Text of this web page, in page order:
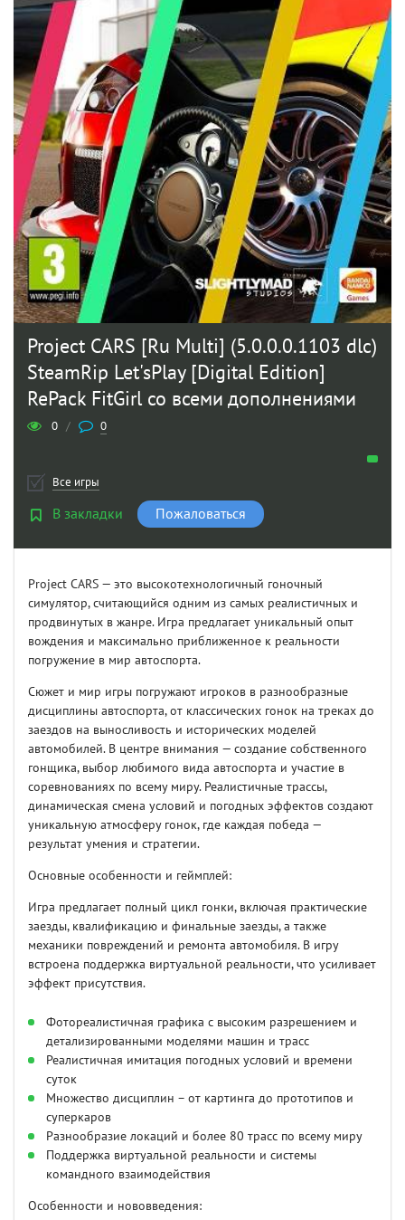
Project CARS [Ru Multi] (5.0.0.0.1103 dlc)
SteamRip Let'sРlay [Digital Edition]
RePack FitGirl со всеми дополнениями
0 / 0
Все игры
В закладки Пожаловаться
Project CARS — это высокотехнологичный гоночный
симулятор, считающийся одним из самых реалистичных и
продвинутых в жанре. Игра предлагает уникальный опыт
вождения и максимально приближенное к реальности
погружение в мир автоспорта.
Сюжет и мир игры погружают игроков в разнообразные
дисциплины автоспорта, от классических гонок на треках до
заездов на выносливость и исторических моделей
автомобилей. В центре внимания — создание собственного
гонщика, выбор любимого вида автоспорта и участие в
соревнованиях по всему миру. Реалистичные трассы,
динамическая смена условий и погодных эффектов создают
уникальную атмосферу гонок, где каждая победа —
результат умения и стратегии.
Основные особенности и геймплей:
Игра предлагает полный цикл гонки, включая практические
заезды, квалификацию и финальные заезды, а также
механики повреждений и ремонта автомобиля. В игру
встроена поддержка виртуальной реальности, что усиливает
эффект присутствия.
Фотореалистичная графика с высоким разрешением и
детализированными моделями машин и трасс
Реалистичная имитация погодных условий и времени
суток
Множество дисциплин – от картинга до прототипов и
суперкаров
Разнообразие локаций и более 80 трасс по всему миру
Поддержка виртуальной реальности и системы
командного взаимодействия
Особенности и нововведения: